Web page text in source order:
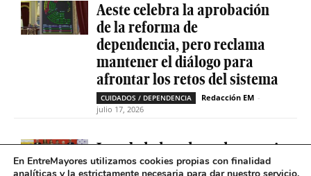
Aeste celebra la aprobación
de la reforma de
dependencia, pero reclama
mantener el diálogo para
afrontar los retos del sistema
CUIDADOS / DEPENDENCIA Redacción EM -
julio 17, 2026
La soledad no deseada es casi
cinco veces superior entre
En EntreMayores utilizamos cookies propias con finalidad